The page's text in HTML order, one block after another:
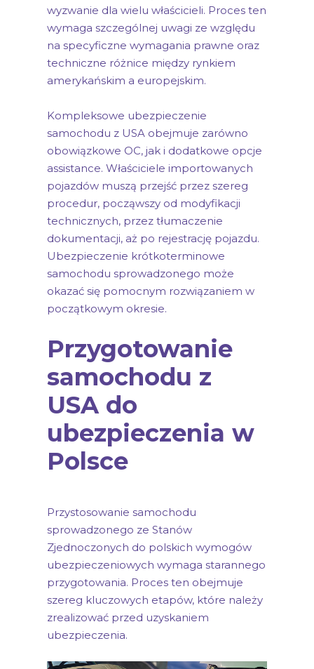
wyzwanie dla wielu właścicieli. Proces ten
wymaga szczególnej uwagi ze względu
na specyficzne wymagania prawne oraz
techniczne różnice między rynkiem
amerykańskim a europejskim.
Kompleksowe ubezpieczenie
samochodu z USA obejmuje zarówno
obowiązkowe OC, jak i dodatkowe opcje
assistance. Właściciele importowanych
pojazdów muszą przejść przez szereg
procedur, począwszy od modyfikacji
technicznych, przez tłumaczenie
dokumentacji, aż po rejestrację pojazdu.
Ubezpieczenie krótkoterminowe
samochodu sprowadzonego może
okazać się pomocnym rozwiązaniem w
początkowym okresie.
Przygotowanie
samochodu z
USA do
ubezpieczenia w
Polsce
Przystosowanie samochodu
sprowadzonego ze Stanów
Zjednoczonych do polskich wymogów
ubezpieczeniowych wymaga starannego
przygotowania. Proces ten obejmuje
szereg kluczowych etapów, które należy
zrealizować przed uzyskaniem
ubezpieczenia.